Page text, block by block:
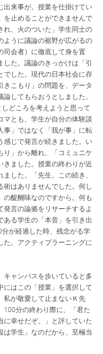
出来事が。授業を仕掛けてい
を止めることができませんで
れ、火のついた」学生同士の
ように議論の裾野が広がるの
司会者）に徹底して身を置
た。議論のきっかけは「引
でした。現代の日本社会に存
きこもり」の問題を、データ
してもらおうとしました。
どころを考えようと思って
マとも、学生が自分の体験談
事」ではなく「我が事」に転
感じで発言が続きました。い
り」から離れ、「コミュニケ
きました。授業の終わりが近
した。「先生、この続き、
術はありませんでした。何し
の醍醐味なのですから。何も
言の論拠をリサーチするよ
ある学生の「本音」を引き出
が経過した時、残念がる学
た。アクティブラーニングに
キャンパスを歩いていると多
にはこの「授業」を選択して
私が敬愛して止まないＫ先
100分の終わり際に、「君た
に幸せだぞ。」と評していた
は学生」なのだから、至極当